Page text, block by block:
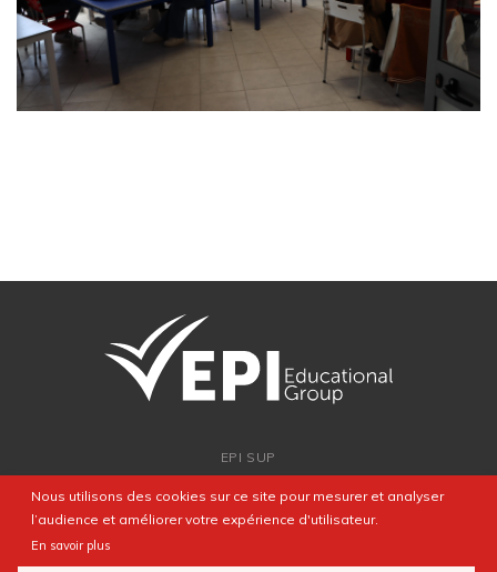
Nous utilisons des cookies sur ce site pour mesurer et analyser
l’audience et améliorer votre expérience d'utilisateur.
En savoir plus
EPI SUP
PARTENARIATS
FAQ